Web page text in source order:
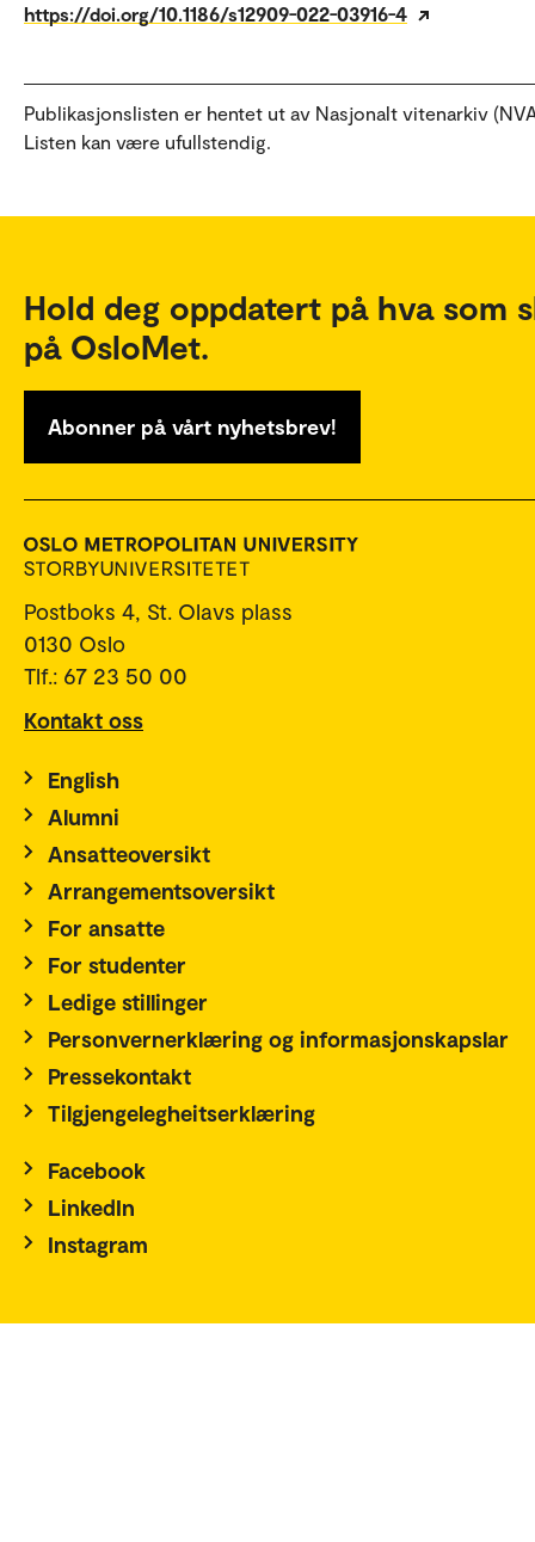
https://doi.org/10.1186/s12909-022-03916-4
Publikasjonslisten er hentet ut av Nasjonalt vitenarkiv
Listen kan være ufullstendig.
Hold deg oppdatert på hva som
på OsloMet.
Abonner på vårt nyhetsbrev!
Postboks 4, St. Olavs plass
0130 Oslo
Tlf.: 67 23 50 00
Kontakt oss
English
Alumni
Ansatteoversikt
Arrangementsoversikt
For ansatte
For studenter
Ledige stillinger
Personvernerklæring og informasjonskapslar
Pressekontakt
Tilgjengelegheitserklæring
Facebook
LinkedIn
Instagram